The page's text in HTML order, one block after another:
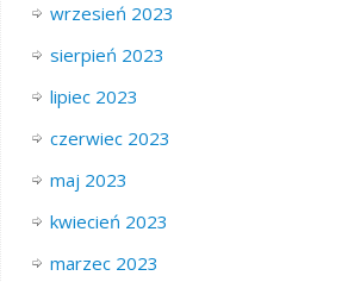
wrzesień 2023
sierpień 2023
lipiec 2023
czerwiec 2023
maj 2023
kwiecień 2023
marzec 2023